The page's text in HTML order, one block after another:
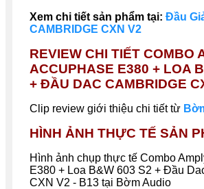
Xem chi tiết sản phẩm tại: Đầu
CAMBRIDGE CXN V2
REVIEW CHI TIẾT COMBO
ACCUPHASE E380 + LOA
+ ĐẦU DAC CAMBRIDGE
Clip review giới thiệu chi tiết từ
HÌNH ẢNH THỰC TẾ SẢN
Hình ảnh chụp thực tế Combo
E380 + Loa B&W 603 S2 + Đầu
CXN V2 - B13 tại Bờm Audio